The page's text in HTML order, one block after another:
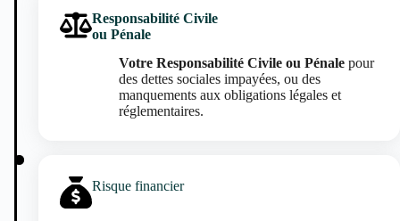
Responsabilité Civile
ou Pénale
Votre Responsabilité Civile ou Pénalepour
des dettes sociales impayées, ou des
manquements aux obligations légales et
réglementaires.
Risque financier